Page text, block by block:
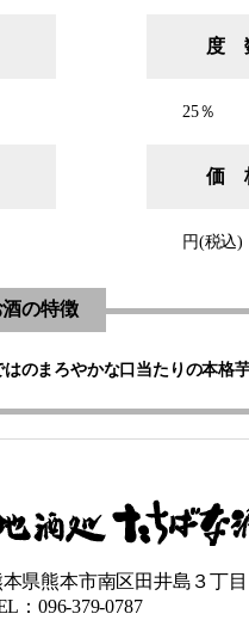
度
25％
価
円(税込)
の特徴
のまろやかな口当たりの本格芋
県熊本市南区田井島３丁目
：096-379-0787